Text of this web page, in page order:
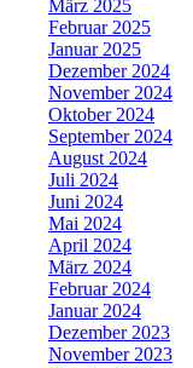
März 2025
Februar 2025
Januar 2025
Dezember 2024
November 2024
Oktober 2024
September 2024
August 2024
Juli 2024
Juni 2024
Mai 2024
April 2024
März 2024
Februar 2024
Januar 2024
Dezember 2023
November 2023